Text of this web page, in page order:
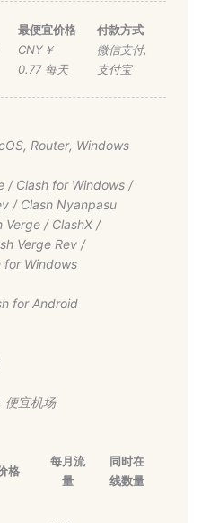
最便宜价格
CNY￥
0.77 每天
付款方式
微信支付,
支付宝
, Router, Windows
/ Clash for Windows/
/ Clash Nyanpasu
Verge/ ClashX/
Verge Rev/
for Windows
for Android
便宜机场
格
每月流
量
同时在
线数量